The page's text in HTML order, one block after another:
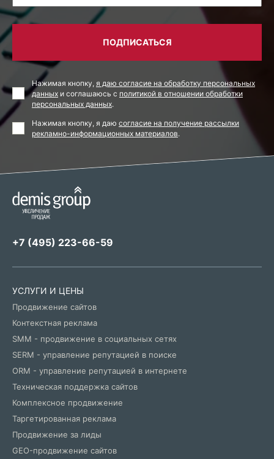
ПОДПИСАТЬСЯ
Нажимая кнопку, я даю согласие на обработку персональных
данных и соглашаюсь с политикой в отношении обработки
персональных данных.
Нажимая кнопку, я даю согласие на получение рассылки
рекламно-информационных материалов.
+7 (495) 223-66-59
УСЛУГИ И ЦЕНЫ
Продвижение сайтов
Контекстная реклама
SMM - продвижение в социальных сетях
SERM - управление репутацией в поиске
ORM - управление репутацией в интернете
Техническая поддержка сайтов
Комплексное продвижение
Таргетированная реклама
Продвижение за лиды
GEO-продвижение сайтов